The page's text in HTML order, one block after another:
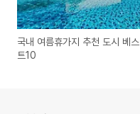
국내 여름휴가지 추천 도시 베스
트10